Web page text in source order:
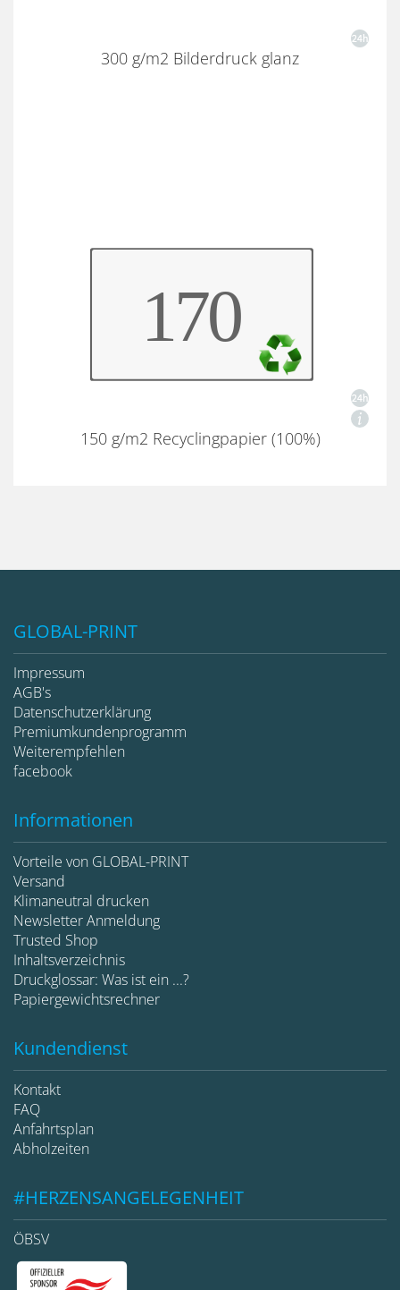
300 g/m2 Bilderdruck glanz
150 g/m2 Recyclingpapier (100%)
GLOBAL-PRINT
Impressum
AGB's
Datenschutzerklärung
Premiumkundenprogramm
Weiterempfehlen
facebook
Informationen
Vorteile von GLOBAL-PRINT
Versand
Klimaneutral drucken
Newsletter Anmeldung
Trusted Shop
Inhaltsverzeichnis
Druckglossar: Was ist ein ...?
Papiergewichtsrechner
Kundendienst
Kontakt
FAQ
Anfahrtsplan
Abholzeiten
#HERZENSANGELEGENHEIT
ÖBSV